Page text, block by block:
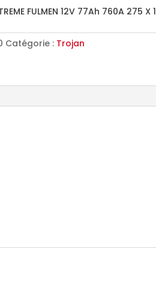
FULMEN 12V 77Ah 760A 275 X
Catégorie : Trojan